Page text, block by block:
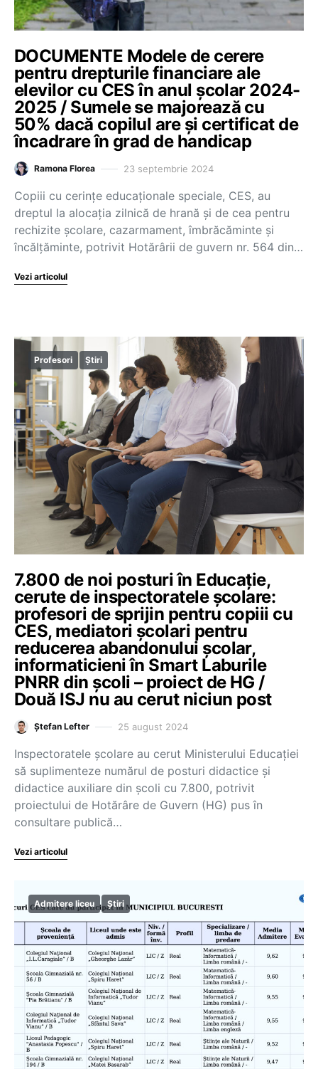
DOCUMENTE Modele de cerere
pentru drepturile financiare ale
elevilor cu CES în anul școlar 2024-
2025 / Sumele se majorează cu
50% dacă copilul are și certificat de
încadrare în grad de handicap
Ramona Florea 23 septembrie 2024
Copiii cu cerințe educaționale speciale, CES, au
dreptul la alocația zilnică de hrană și de cea pentru
rechizite școlare, cazarmament, îmbrăcăminte și
încălțăminte, potrivit Hotărârii de guvern nr. 564 din…
Vezi articolul
Profesori Știri
7.800 de noi posturi în Educație,
cerute de inspectoratele școlare:
profesori de sprijin pentru copiii cu
CES, mediatori școlari pentru
reducerea abandonului școlar,
informaticieni în Smart Laburile
PNRR din școli – proiect de HG /
Două ISJ nu au cerut niciun post
Ștefan Lefter 25 august 2024
Inspectoratele școlare au cerut Ministerului Educației
să suplimenteze numărul de posturi didactice și
didactice auxiliare din școli cu 7.800, potrivit
proiectului de Hotărâre de Guvern (HG) pus în
consultare publică…
Vezi articolul
Admitere liceu Știri